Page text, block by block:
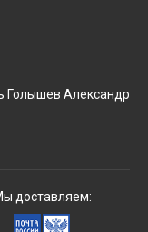
Голышев Александр
доставляем: